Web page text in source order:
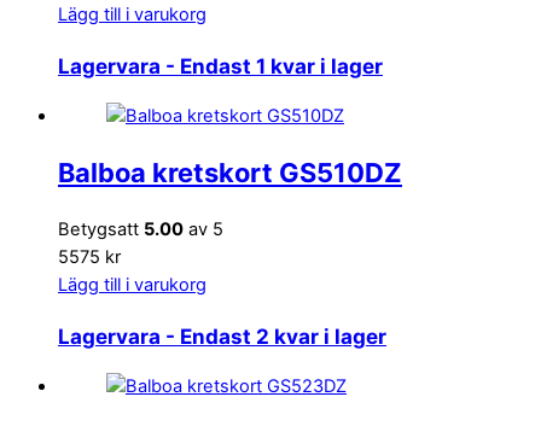
Lägg till i varukorg
Lagervara - Endast 1 kvar i lager
Balboa kretskort GS510DZ
Betygsatt 5.00 av 5
5575 kr
Lägg till i varukorg
Lagervara - Endast 2 kvar i lager